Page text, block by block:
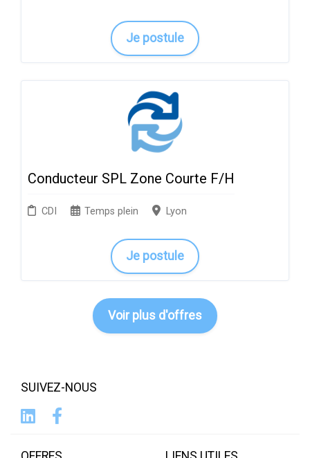
Je postule
Conducteur SPL Zone Courte F/H
CDI Temps plein Lyon
Je postule
Voir plus d'offres
SUIVEZ-NOUS